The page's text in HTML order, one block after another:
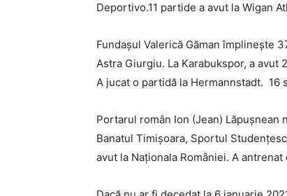
Deportivo.11 partide a avut la Wigan
Fundașul Valerică Găman împlinește
Astra Giurgiu. La Karabukspor, a avut
A jucat o partidă la Hermannstadt. 16
Portarul român Ion (Jean) Lăpușnean
Banatul Timișoara, Sportul
avut la Naționala României. A